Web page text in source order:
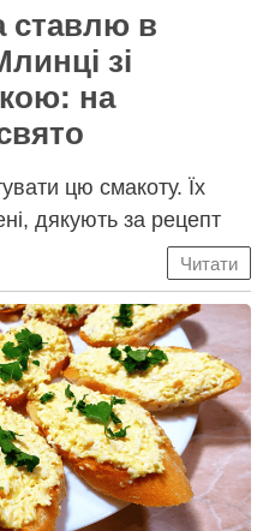
ставлю в
зі
на
цю смакоту. Їх
дякують за рецепт
Читати